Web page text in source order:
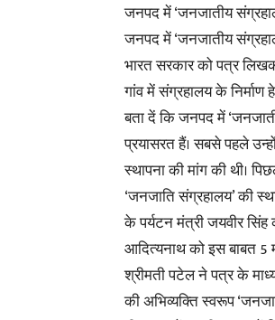
जनपद में ‘जनजातीय
जनपद में ‘जनजातीय
भारत सरकार को पत्र
गांव में संग्रहालय के निर्माण
बता दें कि जनपद में
प्रयासरत हैं। सबसे पहले
स्थापना की मांग की थी।
‘जनजाति संग्रहालय’ की
के पर्यटन मंत्री जयवीर
आदित्यनाथ को इस बाबत 5
श्रीमती पटेल ने पत्र के
की अभिव्यक्ति स्वरूप